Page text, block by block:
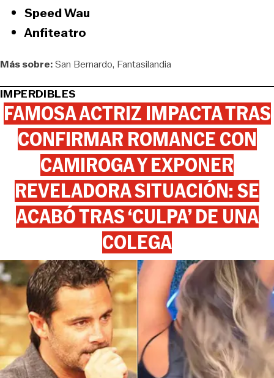
Speed Wau
Anfiteatro
Más sobre:San Bernardo Fantasilandia
IMPERDIBLES
FAMOSA ACTRIZ IMPACTA TRAS
CONFIRMAR ROMANCE CON
CAMIROGA Y EXPONER
REVELADORA SITUACIÓN: SE
ACABÓ TRAS ‘CULPA’ DE UNA
COLEGA